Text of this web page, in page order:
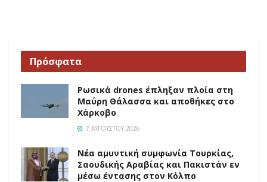
Πρόσφατα
Ρωσικά drones έπληξαν πλοία στη
Μαύρη Θάλασσα και αποθήκες στο
Χάρκοβο
7 ΑΥΓΟΎΣΤΟΥ 2026
Νέα αμυντική συμφωνία Τουρκίας,
Σαουδικής Αραβίας και Πακιστάν εν
μέσω έντασης στον Κόλπο